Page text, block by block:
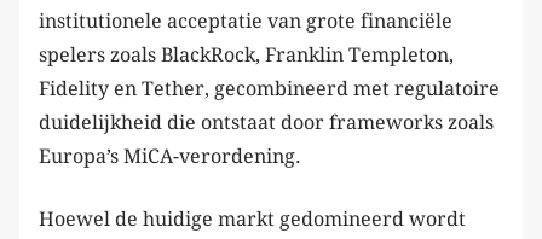
institutionele acceptatie van grote financiële
spelers zoals BlackRock, Franklin Templeton,
Fidelity en Tether, gecombineerd met regulatoire
duidelijkheid die ontstaat door frameworks zoals
Europa’s MiCA-verordening.
Hoewel de huidige markt gedomineerd wordt